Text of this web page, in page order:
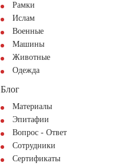
Рамки
Ислам
Военные
Машины
Животные
Одежда
Блог
Материалы
Эпитафии
Вопрос - Ответ
Сотрудники
Сертификаты